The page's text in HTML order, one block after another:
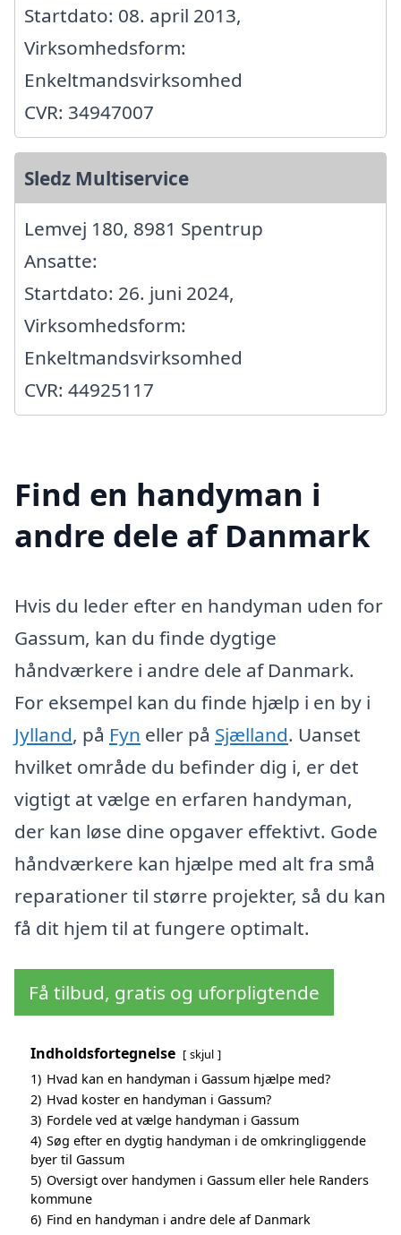
Startdato: 08. april 2013,
Virksomhedsform:
Enkeltmandsvirksomhed
CVR: 34947007
Sledz Multiservice
Lemvej 180, 8981 Spentrup
Ansatte:
Startdato: 26. juni 2024,
Virksomhedsform:
Enkeltmandsvirksomhed
CVR: 44925117
Find en handyman i
andre dele af Danmark
Hvis du leder efter en handyman uden for
Gassum, kan du finde dygtige
håndværkere i andre dele af Danmark.
For eksempel kan du finde hjælp i en by i
Jylland, på Fyn eller på Sjælland. Uanset
hvilket område du befinder dig i, er det
vigtigt at vælge en erfaren handyman,
der kan løse dine opgaver effektivt. Gode
håndværkere kan hjælpe med alt fra små
reparationer til større projekter, så du kan
få dit hjem til at fungere optimalt.
Få tilbud, gratis og uforpligtende
Indholdsfortegnelse skjul
1) Hvad kan en handyman i Gassum hjælpe med?
2) Hvad koster en handyman i Gassum?
3) Fordele ved at vælge handyman i Gassum
4) Søg efter en dygtig handyman i de omkringliggende
byer til Gassum
5) Oversigt over handymen i Gassum eller hele Randers
kommune
6) Find en handyman i andre dele af Danmark